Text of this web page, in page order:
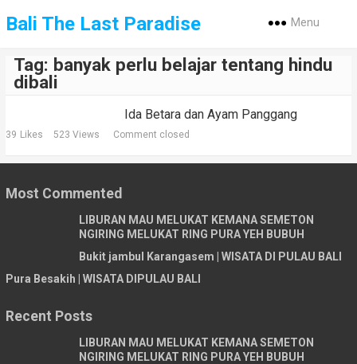
Bali The Last Paradise Menu
Tag: banyak perlu belajar tentang hindu
dibali
Ida Betara dan Ayam Panggang
39 Likes 523 Views Comment closed
Most Commented
LIBURAN MAU MELUKAT KEMANA SEMETON
NGIRING MELUKAT RING PURA YEH BUBUH
Bukit jambul Karangasem | WISATA DI PULAU BALI
Pura Besakih | WISATA DIPULAU BALI
Recent Posts
LIBURAN MAU MELUKAT KEMANA SEMETON
NGIRING MELUKAT RING PURA YEH BUBUH